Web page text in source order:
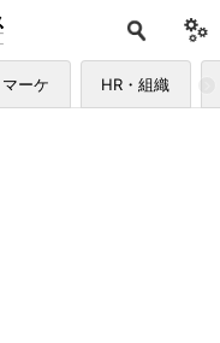
マーケ HR・組織